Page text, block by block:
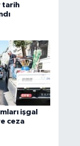
tarih
işgal
ceza